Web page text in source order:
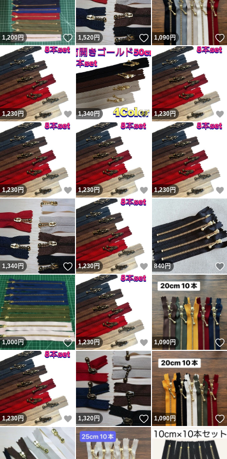
1,200円 いいね！
1,520円 いいね！
1,090円
1,230円 いいね！
1,340円 いいね！
1,230円
1,230円 いいね！
1,230円 いいね！
1,230円
1,340円 いいね！
1,230円 いいね！
840円
1,000円 いいね！
1,230円 いいね！
1,090円
1,230円 いいね！
1,320円 いいね！
1,090円